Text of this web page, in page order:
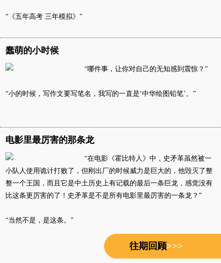
“《五年高考 三年模拟》”
蠢萌的小时候
“哪件事，让你对自己的无知感到震惊？”
“小的时候，写作文要写笔名，我写的一直是‘中华绘图铅笔’。”
电影里最厉害的那条龙
“在电影《霍比特人》中，史矛革虽然被一
小队人使用诡计打败了，但刚出厂的时候威力是巨大的，他毁灭了整
整一个王国，而且它是中土历史上有记载的最后一条巨龙，感觉没有
比这条更厉害的了！史矛革是不是所有电影里最厉害的一条龙？”
“当然不是，是这条。”
往期回顾>>>